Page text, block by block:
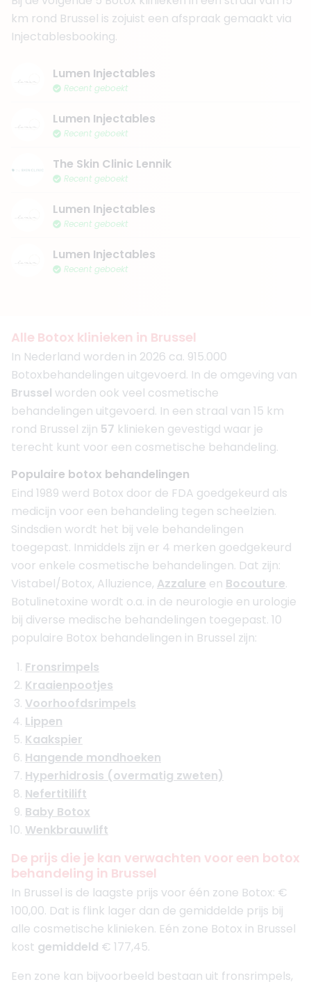
km rond Brussel is zojuist een afspraak gemaakt via
Injectablesbooking.
Lumen Injectables
Recent geboekt
Lumen Injectables
Recent geboekt
The Skin Clinic Lennik
Recent geboekt
Lumen Injectables
Recent geboekt
Lumen Injectables
Recent geboekt
Alle Botox klinieken in Brussel
In Nederland worden in 2026 ca. 915.000
Botoxbehandelingen uitgevoerd. In de omgeving van
Brussel worden ook veel cosmetische
behandelingen uitgevoerd. In een straal van 15 km
rond Brussel zijn 57 klinieken gevestigd waar je
terecht kunt voor een cosmetische behandeling.
Populaire botox behandelingen
Eind 1989 werd Botox door de FDA goedgekeurd als
medicijn voor een behandeling tegen scheelzien.
Sindsdien wordt het bij vele behandelingen
toegepast. Inmiddels zijn er 4 merken goedgekeurd
voor enkele cosmetische behandelingen. Dat zijn:
Vistabel/Botox, Alluzience, Azzalure en Bocouture.
Botulinetoxine wordt o.a. in de neurologie en urologie
bij diverse medische behandelingen toegepast. 10
populaire Botox behandelingen in Brussel zijn:
Fronsrimpels
Kraaienpootjes
Voorhoofdsrimpels
Lippen
Kaakspier
Hangende mondhoeken
Hyperhidrosis (overmatig zweten)
Nefertitilift
Baby Botox
Wenkbrauwlift
De prijs die je kan verwachten voor een botox
behandeling in Brussel
In Brussel is de laagste prijs voor één zone Botox: €
100,00. Dat is flink lager dan de gemiddelde prijs bij
alle cosmetische klinieken. Eén zone Botox in Brussel
kost gemiddeld € 177,45.
Een zone kan bijvoorbeeld bestaan uit fronsrimpels,